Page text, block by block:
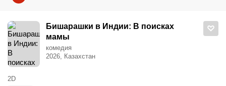
Бишарашки в Индии: В поисках
мамы
комедия
2026, Казахстан
2D